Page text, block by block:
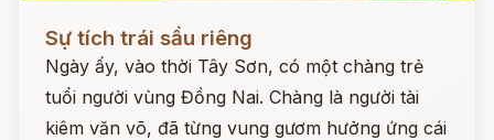
Sự tích trái sầu riêng
Ngày ấy, vào thời Tây Sơn, có một chàng trẻ
tuổi người vùng Đồng Nai. Chàng là người tài
kiêm văn võ, đã từng vung gươm hưởng ứng cái